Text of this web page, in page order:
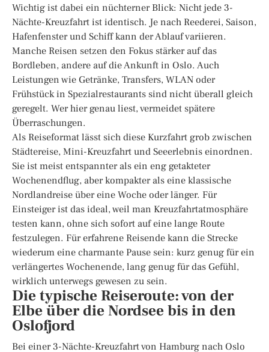
Wichtig ist dabei ein nüchterner Blick: Nicht jede 3-
Nächte-Kreuzfahrt ist identisch. Je nach Reederei, Saison,
Hafenfenster und Schiff kann der Ablauf variieren.
Manche Reisen setzen den Fokus stärker auf das
Bordleben, andere auf die Ankunft in Oslo. Auch
Leistungen wie Getränke, Transfers, WLAN oder
Frühstück in Spezialrestaurants sind nicht überall gleich
geregelt. Wer hier genau liest, vermeidet spätere
Überraschungen.
Als Reiseformat lässt sich diese Kurzfahrt grob zwischen
Städtereise, Mini-Kreuzfahrt und Seeerlebnis einordnen.
Sie ist meist entspannter als ein eng getakteter
Wochenendflug, aber kompakter als eine klassische
Nordlandreise über eine Woche oder länger. Für
Einsteiger ist das ideal, weil man Kreuzfahrtatmosphäre
testen kann, ohne sich sofort auf eine lange Route
festzulegen. Für erfahrene Reisende kann die Strecke
wiederum eine charmante Pause sein: kurz genug für ein
verlängertes Wochenende, lang genug für das Gefühl,
wirklich unterwegs gewesen zu sein.
Die typische Reiseroute: von der
Elbe über die Nordsee bis in den
Oslofjord
Bei einer 3-Nächte-Kreuzfahrt von Hamburg nach Oslo